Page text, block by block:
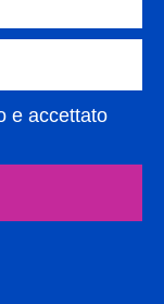
e accettato